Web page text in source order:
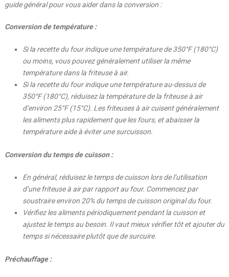
guide général pour vous aider dans la conversion :
Conversion de température :
Si la recette du four indique une température de 350°F (180°C)
ou moins, vous pouvez généralement utiliser la même
température dans la friteuse à air.
Si la recette du four indique une température au-dessus de
350°F (180°C), réduisez la température de la friteuse à air
d’environ 25°F (15°C). Les friteuses à air cuisent généralement
les aliments plus rapidement que les fours, et abaisser la
température aide à éviter une surcuisson.
Conversion du temps de cuisson :
En général, réduisez le temps de cuisson lors de l’utilisation
d’une friteuse à air par rapport au four. Commencez par
soustraire environ 20% du temps de cuisson original du four.
Vérifiez les aliments périodiquement pendant la cuisson et
ajustez le temps au besoin. Il vaut mieux vérifier tôt et ajouter du
temps si nécessaire plutôt que de surcuire.
Préchauffage :